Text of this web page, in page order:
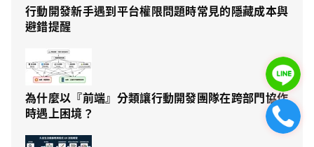
行動開發新手遇到平台權限問題時常見的隱藏成本與
避錯提醒
為什麼以『前端』分類讓行動開發團隊在跨部門協作
時遇上困境？